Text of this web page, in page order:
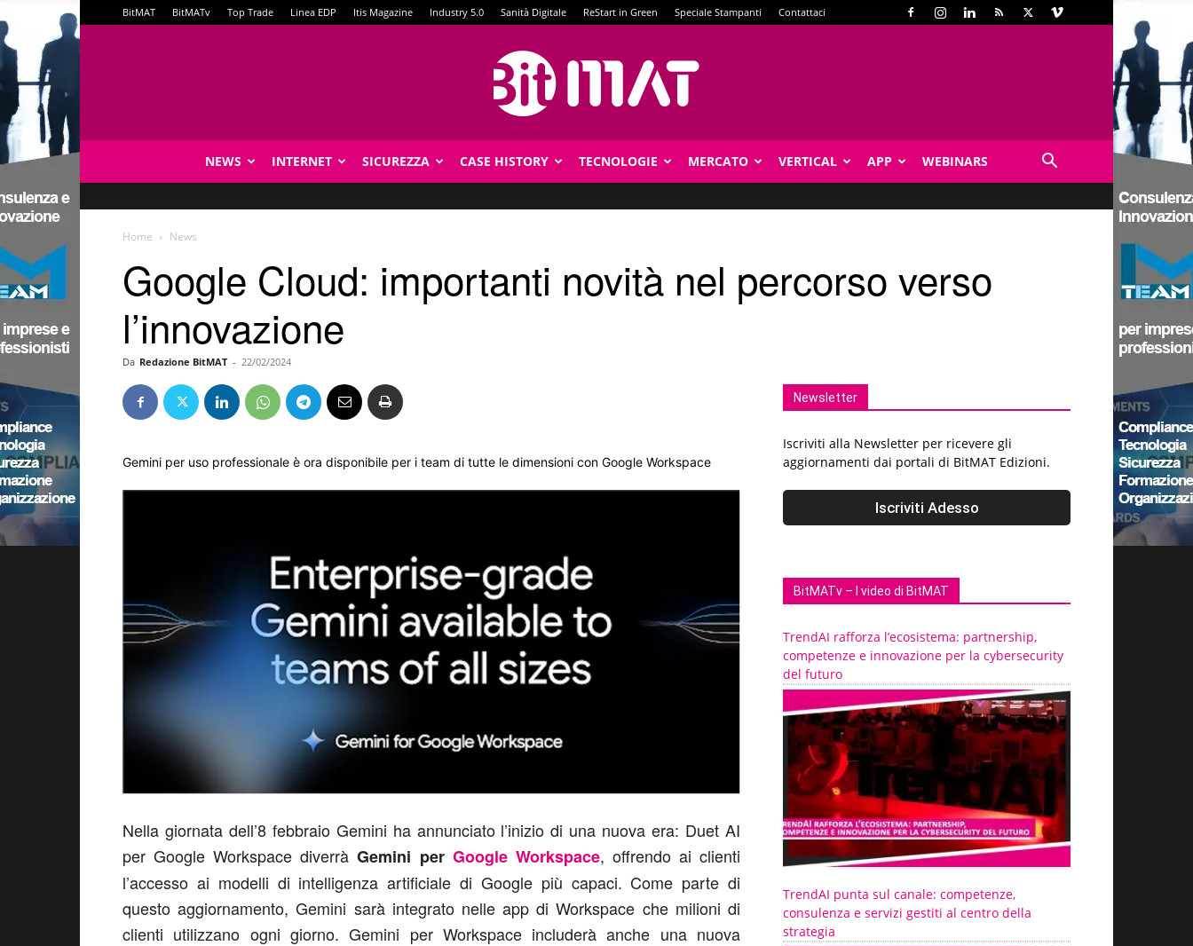
BitMAT BitMATv Top Trade Linea EDP Itis Magazine Industry 5.0 Sanità Digitale ReStart in Green Speciale Stampanti Contattaci
NEWS INTERNET SICUREZZA CASE HISTORY TECNOLOGIE MERCATO VERTICAL APP WEBINARS
Home News
Google Cloud: importanti novità nel percorso verso
l’innovazione
Da Redazione BitMAT - 22/02/2024
Gemini per uso professionale è ora disponibile per i team di tutte le dimensioni con Google Workspace
Nella giornata dell’8 febbraio Gemini ha annunciato l’inizio di una nuova era: Duet AI
per Google Workspace diverràGemini per Google Workspace, offrendo ai clienti
l’accesso ai modelli di intelligenza artificiale di Google più capaci. Come parte di
questo aggiornamento, Gemini sarà integrato nelle app di Workspace che milioni di
clienti utilizzano ogni giorno. Gemini per Workspace includerà anche una nuova
Newsletter
Iscriviti alla Newsletter per ricevere gli
aggiornamenti dai portali di BitMAT Edizioni.
BitMATv – I video di BitMAT
TrendAI rafforza l’ecosistema: partnership,
competenze e innovazione per la cybersecurity
del futuro
TrendAI punta sul canale: competenze,
consulenza e servizi gestiti al centro della
strategia